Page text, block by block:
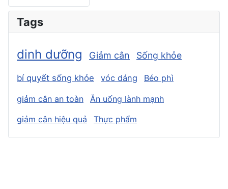
Tags
dinh dưỡng Giảm cân Sống khỏe
bí quyết sống khỏe vóc dáng Béo phì
giảm cân an toàn
Ăn uống lành mạnh
giảm cân hiệu quả
Thực phẩm